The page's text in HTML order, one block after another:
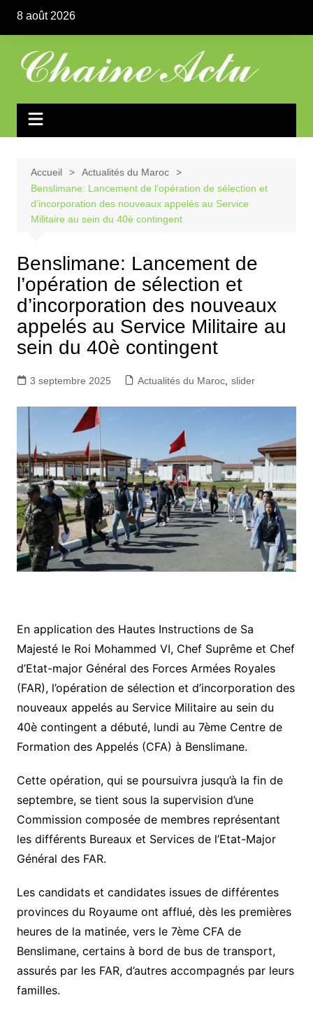
contenu
8 août 2026
Accueil
Actualités du Maroc
Benslimane: Lancement de l’opération de sélection et
d’incorporation des nouveaux appelés au Service
Militaire au sein du 40è contingent
Benslimane: Lancement de
l’opération de sélection et
d’incorporation des nouveaux
appelés au Service Militaire au
sein du 40è contingent
3 septembre 2025 Actualités du Maroc, slider
En application des Hautes Instructions de Sa
Majesté le Roi Mohammed VI, Chef Suprême et Chef
d’Etat-major Général des Forces Armées Royales
(FAR), l’opération de sélection et d’incorporation des
nouveaux appelés au Service Militaire au sein du
40è contingent a débuté, lundi au 7ème Centre de
Formation des Appelés (CFA) à Benslimane.
Cette opération, qui se poursuivra jusqu’à la fin de
septembre, se tient sous la supervision d’une
Commission composée de membres représentant
les différents Bureaux et Services de l’Etat-Major
Général des FAR.
Les candidats et candidates issues de différentes
provinces du Royaume ont afflué, dès les premières
heures de la matinée, vers le 7ème CFA de
Benslimane, certains à bord de bus de transport,
assurés par les FAR, d’autres accompagnés par leurs
familles.